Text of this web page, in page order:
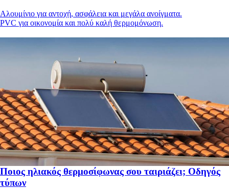
Αλουμίνιο για αντοχή, ασφάλεια και μεγάλα ανοίγματα.
PVC για οικονομία και πολύ καλή θερμομόνωση.
Ποιος ηλιακός θερμοσίφωνας σου ταιριάζει; Οδηγός
τύπων